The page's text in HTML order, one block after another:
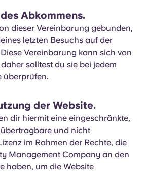
Abkommens.
dieser Vereinbarung gebunden,
letzten Besuchs auf der
Vereinbarung kann sich von
solltest du sie bei jedem
überprüfen.
der Website.
dir hiermit eine eingeschränkte,
und nicht
im Rahmen der Rechte, die
Management Company an den
haben, um die Website